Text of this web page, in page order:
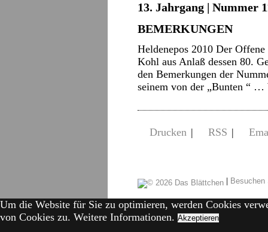
13. Jahrgang | Nummer
BEMERKUNGEN
Heldenepos 2010 Der
Kohl aus Anlaß dessen 80.
den Bemerkungen der
seinem von der „Bunten “ …
Drucken | RSS |
|
Um die Website für Sie zu optimieren, werden Cookies
von Cookies zu. Weitere Informationen. Akzeptieren